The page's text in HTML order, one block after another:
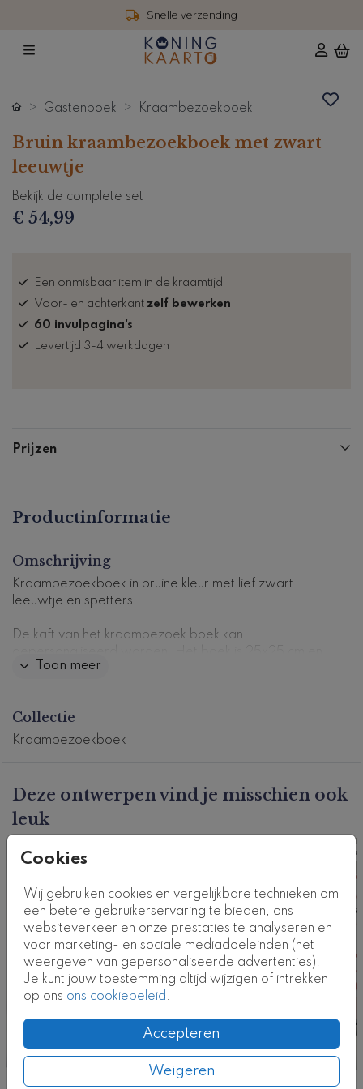
Snelle verzending
Cookies
Wij gebruiken cookies en vergelijkbare technieken om
een betere gebruikerservaring te bieden, ons
websiteverkeer en onze prestaties te analyseren en
voor marketing- en sociale mediadoeleinden (het
weergeven van gepersonaliseerde advertenties).
Je kunt jouw toestemming altijd wijzigen of intrekken
op ons ons cookiebeleid.
Accepteren
Weigeren
Gastenboek Kraambezoekboek
Bruin kraambezoekboek met zwart
leeuwtje
Bekijk de complete set
€ 54,99
Een onmisbaar item in de kraamtijd
Voor- en achterkant zelf bewerken
60 invulpagina's
Levertijd 3-4 werkdagen
Prijzen
Productinformatie
Omschrijving
Kraambezoekboek in bruine kleur met lief zwart
leeuwtje en spetters.
De kaft van het kraambezoek boek kan
heeft 72 pagina's (36 vellen) die zijn voorgedrukt met
Dit kraambezoekboek past perfect bij
geboortekaartje. Hulp nodig bij het ontwerpen van
Klik voor alle kraamboeken.
Dit product maakt deel uit van
Kaartcode: KB-0744-n2
Toon meer
Collectie
Kraambezoekboek
Deze ontwerpen vind je misschien ook
leuk